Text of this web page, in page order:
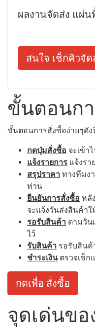
ผลงานจัดส่ง แผ่น
สนใจ เช็กคิวจัด
ขั้นตอนก
ขั้นตอนการสั่งซื้อง่ายๆดัง
กดปุ่มสั่งซื้อ จะเข้า
แจ้งรายการ แจ้งรา
สรุปราคา ทางทีมง
ท่าน
ยืนยันการสั่งซื้อ หลั
จะแจ้งวันส่งสินค้า
รอรับสินค้า ตามวัน
ไว้
รับสินค้า รอรับสินค้
ชำระเงินตรวจเช็ก
กดเพื่อ สั่งซื้อ
จุดเด่นขอ